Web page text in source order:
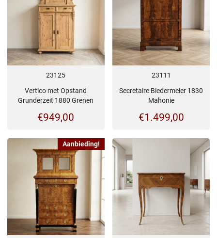
23125
Vertico met Opstand
Grunderzeit 1880 Grenen
€949,00
23111
Secretaire Biedermeier 1830
Mahonie
€1.499,00
Aanbieding!